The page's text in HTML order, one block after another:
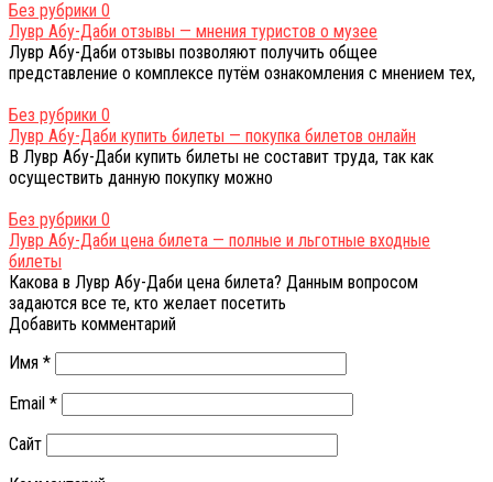
Без рубрики 0
Лувр Абу-Даби отзывы — мнения туристов о музее
Лувр Абу-Даби отзывы позволяют получить общее
представление о комплексе путём ознакомления с мнением тех,
Без рубрики 0
Лувр Абу-Даби купить билеты — покупка билетов онлайн
В Лувр Абу-Даби купить билеты не составит труда, так как
осуществить данную покупку можно
Без рубрики 0
Лувр Абу-Даби цена билета — полные и льготные входные
билеты
Какова в Лувр Абу-Даби цена билета? Данным вопросом
задаются все те, кто желает посетить
Добавить комментарий
Имя *
Email *
Сайт